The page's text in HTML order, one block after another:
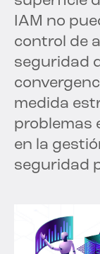
IAM no
control de
seguridad
medida
problemas
en la
seguridad